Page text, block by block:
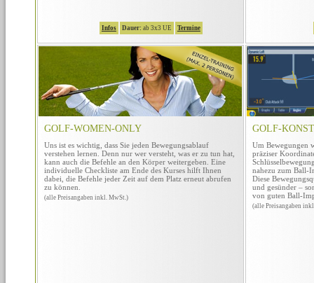
Infos Dauer: ab 3x3 UE Termine
GOLF-WOMEN-ONLY
Uns ist es wichtig, dass Sie jeden Bewegungsablauf
verstehen lernen. Denn nur wer versteht, was er zu tun hat,
kann auch die Befehle an den Körper weitergeben. Eine
individuelle Checkliste am Ende des Kurses hilft Ihnen
dabei, die Befehle jeder Zeit auf dem Platz erneut abrufen
zu können.
(alle Preisangaben inkl. MwSt.)
GOLF-
Um Bewegungen
präziser
nahezu zum Ball-
Diese
und gesünder –
von guten Ball-
(alle Preisangaben